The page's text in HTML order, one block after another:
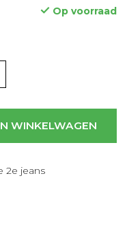
Op voorraad
WINKELWAGEN
2e jeans